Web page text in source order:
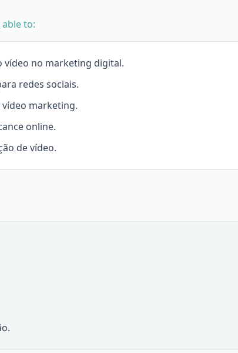
to:
vídeo no marketing digital.
redes sociais.
marketing.
online.
de vídeo.